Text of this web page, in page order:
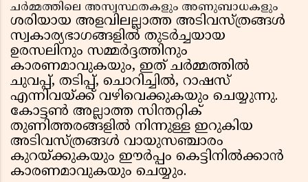
ചർമ്മത്തിലെ അസ്വസ്ഥതകളും അണുബാധകളും
ശരിയായ അളവിലല്ലാത്ത അടിവസ്ത്രങ്ങൾ
സ്വകാര്യഭാഗങ്ങളിൽ തുടർച്ചയായ
ഉരസലിനും സമ്മർദ്ദത്തിനും
കാരണമാവുകയും, ഇത് ചർമ്മത്തിൽ
ചുവപ്പ്, തടിപ്പ്, ചൊറിച്ചിൽ, റാഷസ്
എന്നിവയ്ക്ക് വഴിവെക്കുകയും ചെയ്യുന്നു.
കോട്ടൺ അല്ലാത്ത സിന്തറ്റിക്
തുണിത്തരങ്ങളിൽ നിന്നുള്ള ഇറുകിയ
അടിവസ്ത്രങ്ങൾ വായുസഞ്ചാരം
കുറയ്ക്കുകയും ഈർപ്പം കെട്ടിനിൽക്കാൻ
കാരണമാവുകയും ചെയ്യും.